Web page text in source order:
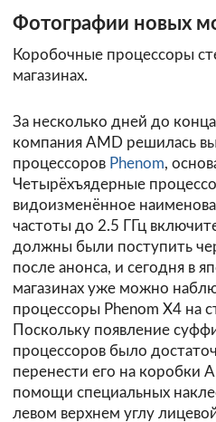
Фотографии новых
Коробочные процессоры
магазинах.
За несколько дней до
компания AMD решилась
процессоров Phenom,
Четырёхъядерные
видоизменённое
частоты до 2.5 ГГц
должны были поступить
после анонса, и сегодня в
магазинах уже можно
процессоры Phenom X4 на
Поскольку появление
процессоров было
перенести его на коробки
помощи специальных
левом верхнем углу